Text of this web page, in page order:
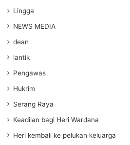
Lingga
NEWS MEDIA
dean
lantik
Pengawas
Hukrim
Serang Raya
Keadilan bagi Heri Wardana
Heri kembali ke pelukan keluarga